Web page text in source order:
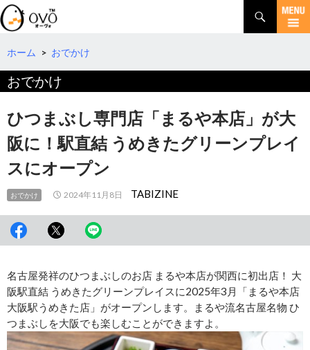
検
索
コ
テ
ツ
へ
動
ホーム > おでかけ
おでかけ
ひつまぶし専門店「まるや本店」が大
阪に！駅直結 うめきたグリーンプレイ
スにオープン
おでかけ 2024年11月8日 TABIZINE
名古屋発祥のひつまぶしのお店 まるや本店が関西に初出店！ 大
阪駅直結 うめきたグリーンプレイスに2025年3月「まるや本店
大阪駅うめきた店」がオープンします。まるや流名古屋名物 ひ
つまぶしを大阪でも楽しむことができますよ。